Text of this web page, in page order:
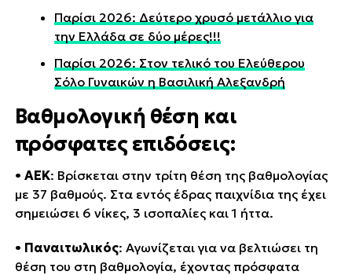
Παρίσι 2026: Δεύτερο χρυσό μετάλλιο για
την Ελλάδα σε δύο μέρες!!!
Παρίσι 2026: Στον τελικό του Ελεύθερου
Σόλο Γυναικών η Βασιλική Αλεξανδρή
Βαθμολογική θέση και
πρόσφατες επιδόσεις:
• ΑΕΚ: Βρίσκεται στην τρίτη θέση της βαθμολογίας
με 37 βαθμούς. Στα εντός έδρας παιχνίδια της έχει
σημειώσει 6 νίκες, 3 ισοπαλίες και 1 ήττα.
• Παναιτωλικός: Αγωνίζεται για να βελτιώσει τη
θέση του στη βαθμολογία, έχοντας πρόσφατα